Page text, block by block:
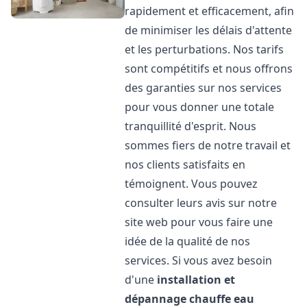
rapidement et efficacement, afin
de minimiser les délais d'attente
et les perturbations. Nos tarifs
sont compétitifs et nous offrons
des garanties sur nos services
pour vous donner une totale
tranquillité d'esprit. Nous
sommes fiers de notre travail et
nos clients satisfaits en
témoignent. Vous pouvez
consulter leurs avis sur notre
site web pour vous faire une
idée de la qualité de nos
services. Si vous avez besoin
d'une installation et
dépannage chauffe eau